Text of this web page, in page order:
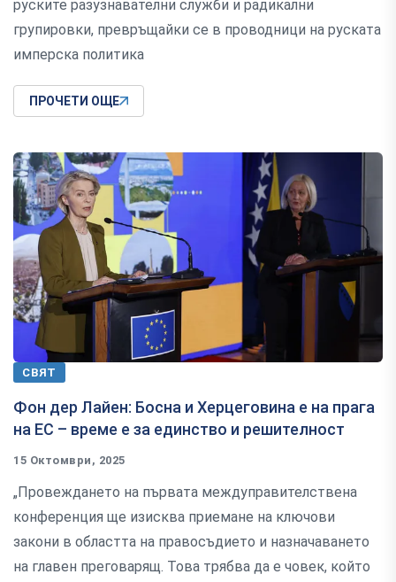
руските разузнавателни служби и радикални
групировки, превръщайки се в проводници на руската
имперска политика
ПРОЧЕТИ ОЩЕ
СВЯТ
Фон дер Лайен: Босна и Херцеговина е на прага
на ЕС – време е за единство и решителност
15 Октомври, 2025
„Провеждането на първата междуправителствена
конференция ще изисква приемане на ключови
закони в областта на правосъдието и назначаването
на главен преговарящ. Това трябва да е човек, който